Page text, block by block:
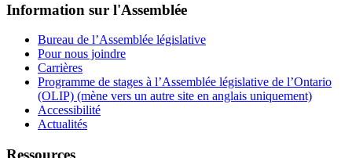
Information sur l'Assemblée
Bureau de l’Assemblée législative
Pour nous joindre
Carrières
Programme de stages à l’Assemblée législative de l’Ontario
(OLIP) (mène vers un autre site en anglais uniquement)
Accessibilité
Actualités
Ressources